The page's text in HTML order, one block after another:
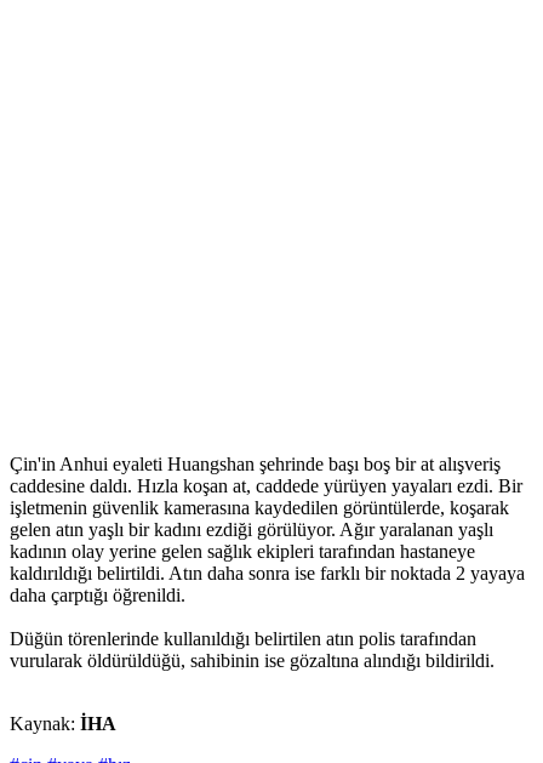
Çin'in Anhui eyaleti Huangshan şehrinde başı boş bir at alışveriş
caddesine daldı. Hızla koşan at, caddede yürüyen yayaları ezdi. Bir
işletmenin güvenlik kamerasına kaydedilen görüntülerde, koşarak
gelen atın yaşlı bir kadını ezdiği görülüyor. Ağır yaralanan yaşlı
kadının olay yerine gelen sağlık ekipleri tarafından hastaneye
kaldırıldığı belirtildi. Atın daha sonra ise farklı bir noktada 2 yayaya
daha çarptığı öğrenildi.
Düğün törenlerinde kullanıldığı belirtilen atın polis tarafından
vurularak öldürüldüğü, sahibinin ise gözaltına alındığı bildirildi.
Kaynak: İHA